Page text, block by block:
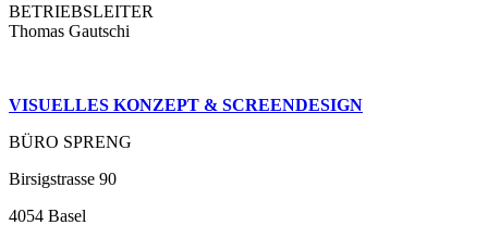
BETRIEBSLEITER
Thomas Gautschi
VISUELLES KONZEPT & SCREENDESIGN
BÜRO SPRENG
Birsigstrasse 90
4054 Basel